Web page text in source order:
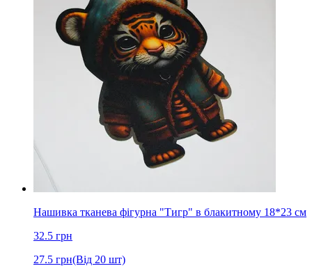
Нашивка тканева фігурна "Тигр" в блакитному 18*23 см
32.5 грн
27.5 грн(Від 20 шт)